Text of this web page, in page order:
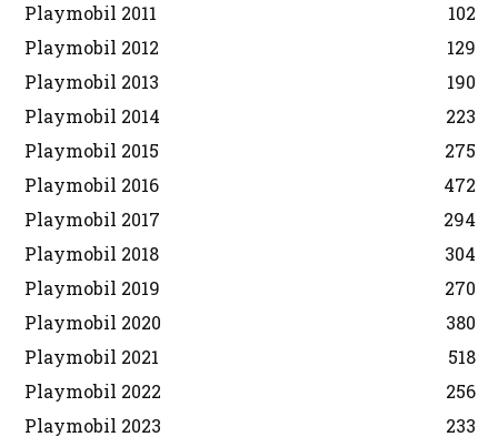
Playmobil 2011
102
Playmobil 2012
129
Playmobil 2013
190
Playmobil 2014
223
Playmobil 2015
275
Playmobil 2016
472
Playmobil 2017
294
Playmobil 2018
304
Playmobil 2019
270
Playmobil 2020
380
Playmobil 2021
518
Playmobil 2022
256
Playmobil 2023
233